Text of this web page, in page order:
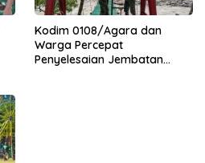
Kodim 0108/Agara dan
Warga Percepat
Penyelesaian Jembatan